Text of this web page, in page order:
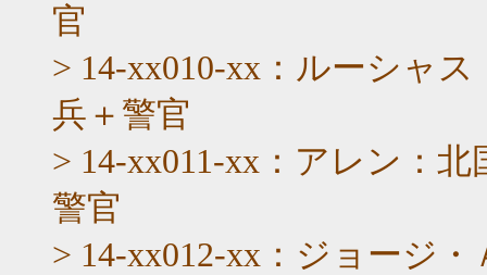
官
> 14-xx010-xx：ルーシャ
兵＋警官
> 14-xx011-xx：アレン：
警官
> 14-xx012-xx：ジョージ